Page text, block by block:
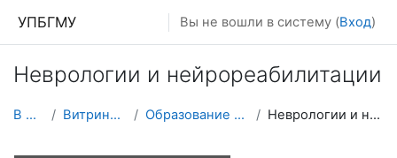
УПБГМУ Вы не вошли в систему (Вход)
Неврологии и нейрореабилитации
В начало Витрина курсов 3KL Образование 2025-2026 уч.год Неврологии и нейрореабилитации